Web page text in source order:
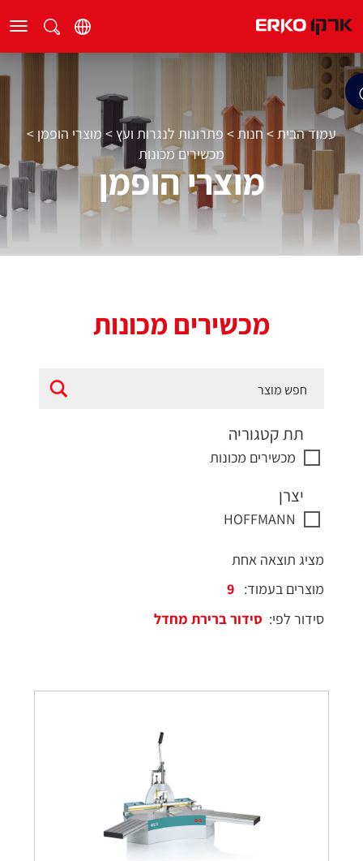
עמוד הבית >חנות > פתרונות לנגרות ועץ > מוצרי הופמן >
מכשירים מכונות
מוצרי הופמן
מכשירים מכונות
מציג תוצאה אחת
מוצרים בעמוד:
סידור לפי:
תת קטגוריה
מכשירים מכונות
יצרן
HOFFMANN